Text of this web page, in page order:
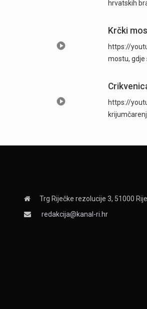
hrvatskih
Krčki
https://
mostu, gdje
https://
Trg Riječke rezolucije 3, 51000
redakcija@kanal-ri.hr